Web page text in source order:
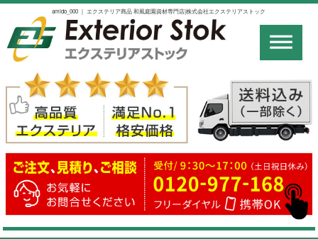
amido_000 ｜ エクステリア商品 和風庭園資材専門店|株式会社エクステリアストック